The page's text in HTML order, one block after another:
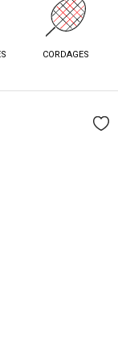
CORDAGES